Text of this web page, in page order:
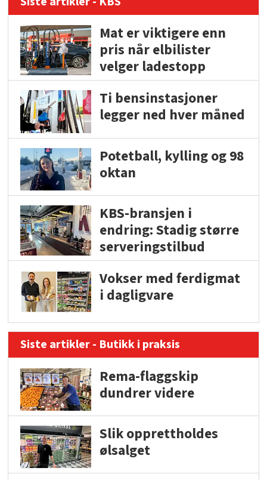
Mat er viktigere enn
pris når elbilister
velger ladestopp
Ti bensinstasjoner
legger ned hver måned
Potetball, kylling og 98
oktan
KBS-bransjen i
endring: Stadig større
serveringstilbud
Vokser med ferdigmat
i dagligvare
Siste artikler - Butikk i praksis
Rema-flaggskip
dundrer videre
Slik opprettholdes
ølsalget